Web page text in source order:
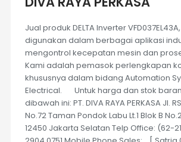
Jual produk DELTA Inverter
digunakan dalam berbagai aplikasi
mengontrol kecepatan mesin dan
Kami adalah pemasok perlengkapan
khususnya dalam bidang Automation
Electrical. Untuk harga dan stok
dibawah ini: PT. DIVA RAYA PERKASA Jl.
No.72 Taman Pondok Labu Lt.1 Blok B
12450 Jakarta Selatan Telp Office: (62-